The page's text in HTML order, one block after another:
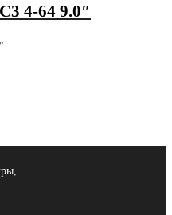
4-64 9.0″